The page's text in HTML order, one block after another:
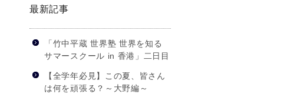
最新記事
「竹中平蔵 世界塾 世界を知る
サマースクール in 香港」二日目
【全学年必見】この夏、皆さん
は何を頑張る？～大野編～